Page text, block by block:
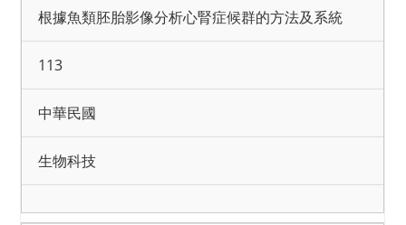
根據魚類胚胎影像分析心腎症候群的方法及系統
113
中華民國
生物科技